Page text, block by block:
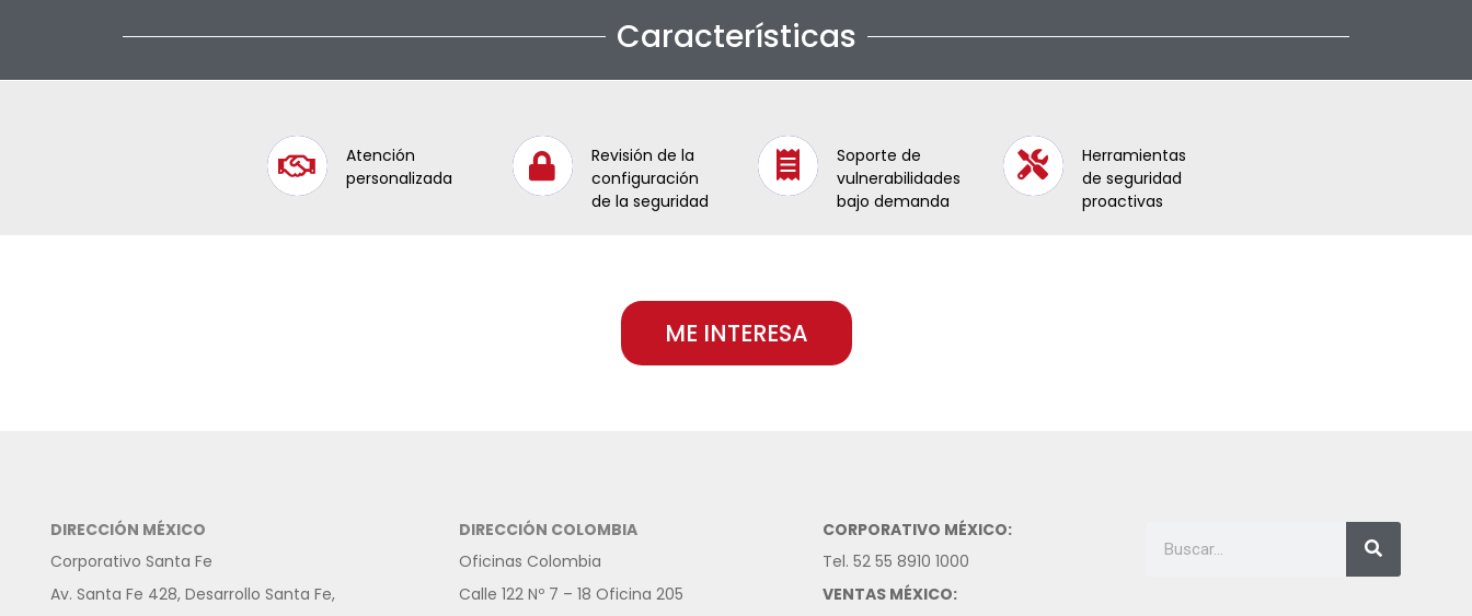
Características
Atención
personalizada
Revisión de la
configuración
de la seguridad
Soporte de
vulnerabilidades
bajo demanda
Herramientas
de seguridad
proactivas
ME INTERESA
DIRECCIÓN MÉXICO
Corporativo Santa Fe
Av. Santa Fe 428, Desarrollo Santa Fe,
DIRECCIÓN COLOMBIA
Oficinas Colombia
Calle 122 Nº 7 – 18 Oficina 205
CORPORATIVO MÉXICO:
Tel. 52 55 8910 1000
VENTAS MÉXICO: